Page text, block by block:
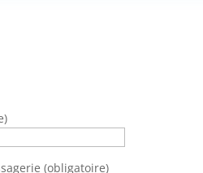
(obligatoire)